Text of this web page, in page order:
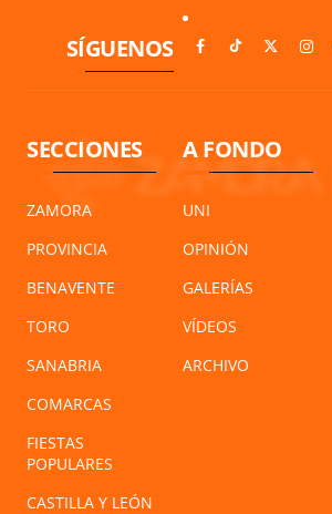
SÍGUENOS
SECCIONES
ZAMORA
PROVINCIA
BENAVENTE
TORO
SANABRIA
COMARCAS
FIESTAS
POPULARES
CASTILLA Y LEÓN
A FONDO
UNI
OPINIÓN
GALERÍAS
VÍDEOS
ARCHIVO